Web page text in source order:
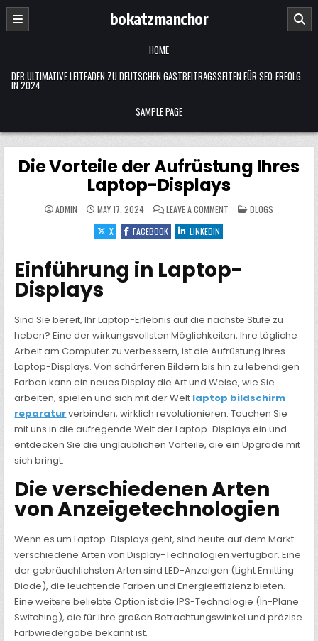
Skip
content
bokatzmanchor
HOME
DER ULTIMATIVE LEITFADEN ZU DEUTSCHEN GASTBEITRAGSSEITEN FÜR SEO-ERFOLG
IN 2024
SAMPLE PAGE
Die Vorteile der Aufrüstung Ihres
Laptop-Displays
ADMIN MAY 17, 2024 LEAVE A COMMENT
DIE
DISPLAYS
POSTED
IN
BLOGS
X
FACEBOOK LINKEDIN
Einführung in Laptop-
Displays
Sind Sie bereit, Ihr Laptop-Erlebnis auf die nächste Stufe zu
heben? Eine der wirkungsvollsten Möglichkeiten, Ihre tägliche
Arbeit am Computer zu verbessern, ist die Aufrüstung Ihres
Laptop-Displays. Von schärferen Bildern bis hin zu lebendigen
Farben kann ein neues Display die Art und Weise, wie Sie
arbeiten, spielen und sich mit der Welt laptop bildschirm
reparaturverbinden, wirklich revolutionieren. Tauchen Sie
mit uns in die aufregende Welt der Laptop-Displays ein und
entdecken Sie die unglaublichen Vorteile, die ein Upgrade mit
sich bringt.
Die verschiedenen Arten
von Anzeigetechnologien
Wenn es um Laptop-Displays geht, sind heute auf dem Markt
verschiedene Arten von Display-Technologien verfügbar. Eine
der gebräuchlichsten Arten sind LED-Anzeigen (Light Emitting
Diode), die leuchtende Farben und Energieeffizienz bieten.
Eine weitere beliebte Option ist die IPS-Technologie (In-Plane
Switching), die für ihre großen Betrachtungswinkel und präzise
Farbwiedergabe bekannt ist.